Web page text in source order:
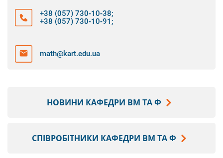
+38 (057) 730-10-38;
+38 (057) 730-10-91 ;
math@kart.edu.ua
НОВИНИ КАФЕДРИ ВМ ТА Ф
СПІВРОБІТНИКИ КАФЕДРИ ВМ ТА Ф